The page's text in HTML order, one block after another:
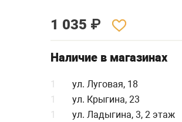
1 035 ₽
Наличие в магазинах
1
ул. Луговая, 18
1
ул. Крыгина, 23
1
ул. Ладыгина, 3, 2 этаж